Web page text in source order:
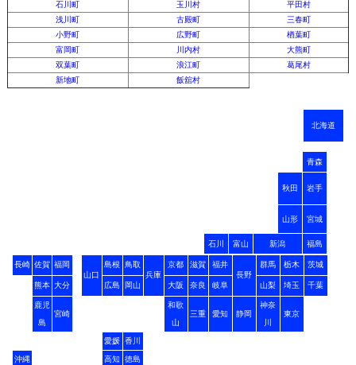
石川町
玉川村
平田村
浅川町
古殿町
三春町
小野町
広野町
楢葉町
富岡町
川内村
大熊町
双葉町
浪江町
葛尾村
新地町
飯舘村
北海道
青森
秋田 岩手
山形 宮城
石川 富山 新潟 福島
長崎 佐賀 福岡
山口
島根
鳥取
兵庫
京都 滋賀
福井
長野
群馬 栃木 茨城
熊本 大分 広島 岡山 大阪 奈良 岐阜 山梨 埼玉 千葉
鹿児
島
宮崎
和歌
山
三重 愛知 静岡
神奈
川
東京
愛媛 香川
沖縄 高知 徳島